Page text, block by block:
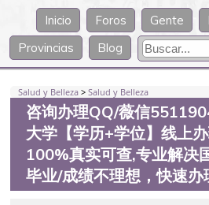
Inicio Foros Gente
Provincias
Blog
Salud y Belleza >Salud y Belleza
咨询办理QQ/薇信
大学【学历+学位】线上办
100%真实可查,专业解决
毕业/成绩不理想，快速办